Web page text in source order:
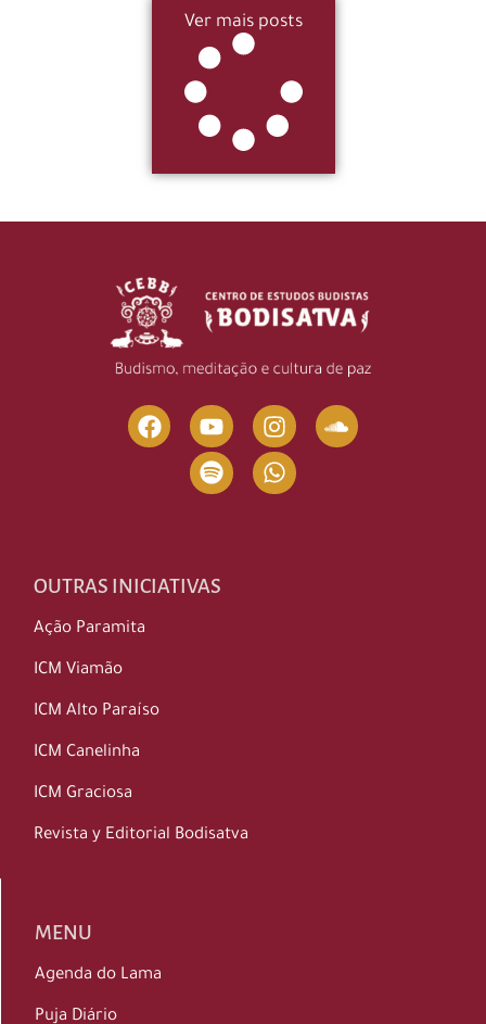
Ver mais posts
OUTRAS INICIATIVAS
Ação Paramita
ICM Viamão
ICM Alto Paraíso
ICM Canelinha
ICM Graciosa
Revista y Editorial Bodisatva
MENU
Agenda do Lama
Puja Diário